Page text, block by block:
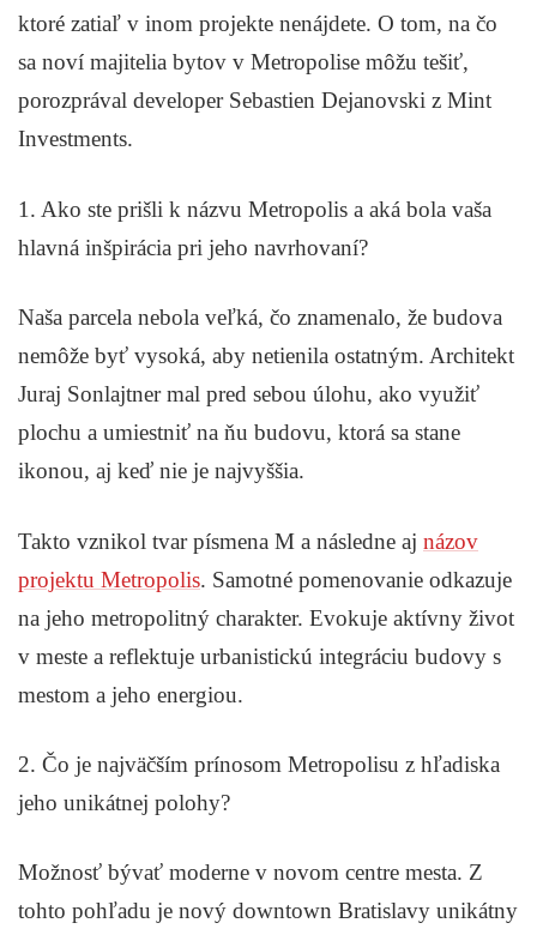
ktoré zatiaľ v inom projekte nenájdete. O tom, na čo
sa noví majitelia bytov v Metropolise môžu tešiť,
porozprával developer Sebastien Dejanovski z Mint
Investments.
1. Ako ste prišli k názvu Metropolis a aká bola vaša
hlavná inšpirácia pri jeho navrhovaní?
Naša parcela nebola veľká, čo znamenalo, že budova
nemôže byť vysoká, aby netienila ostatným. Architekt
Juraj Sonlajtner mal pred sebou úlohu, ako využiť
plochu a umiestniť na ňu budovu, ktorá sa stane
ikonou, aj keď nie je najvyššia.
Takto vznikol tvar písmena M a následne aj názov
projektu Metropolis. Samotné pomenovanie odkazuje
na jeho metropolitný charakter. Evokuje aktívny život
v meste a reflektuje urbanistickú integráciu budovy s
mestom a jeho energiou.
2. Čo je najväčším prínosom Metropolisu z hľadiska
jeho unikátnej polohy?
Možnosť bývať moderne v novom centre mesta. Z
tohto pohľadu je nový downtown Bratislavy unikátny